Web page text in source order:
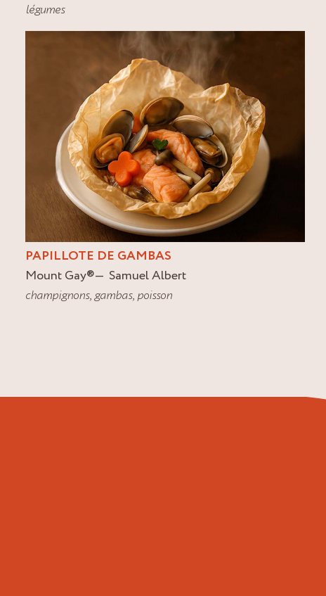
légumes
PAPILLOTE DE GAMBAS
Mount Gay®
Samuel Albert
champignons,gambas, poisson